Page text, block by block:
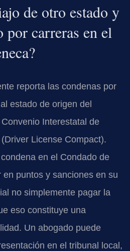
de otro estado y
por carreras en el
reporta las condenas por
estado de origen del
Interestatal de
License Compact).
en el Condado de
puntos y sanciones en su
no simplemente pagar la
eso constituye una
Un abogado puede
en el tribunal local,